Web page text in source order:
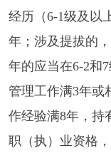
经历（6-1级及以
年；涉及提拔的
年的应当在6-2和
管理工作满3年或
作经验满8年，持
职（执）业资格